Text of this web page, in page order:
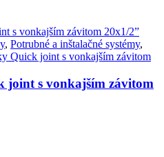
, Potrubné a inštalačné systémy,
Quick joint s vonkajším závitom
joint s vonkajším závitom